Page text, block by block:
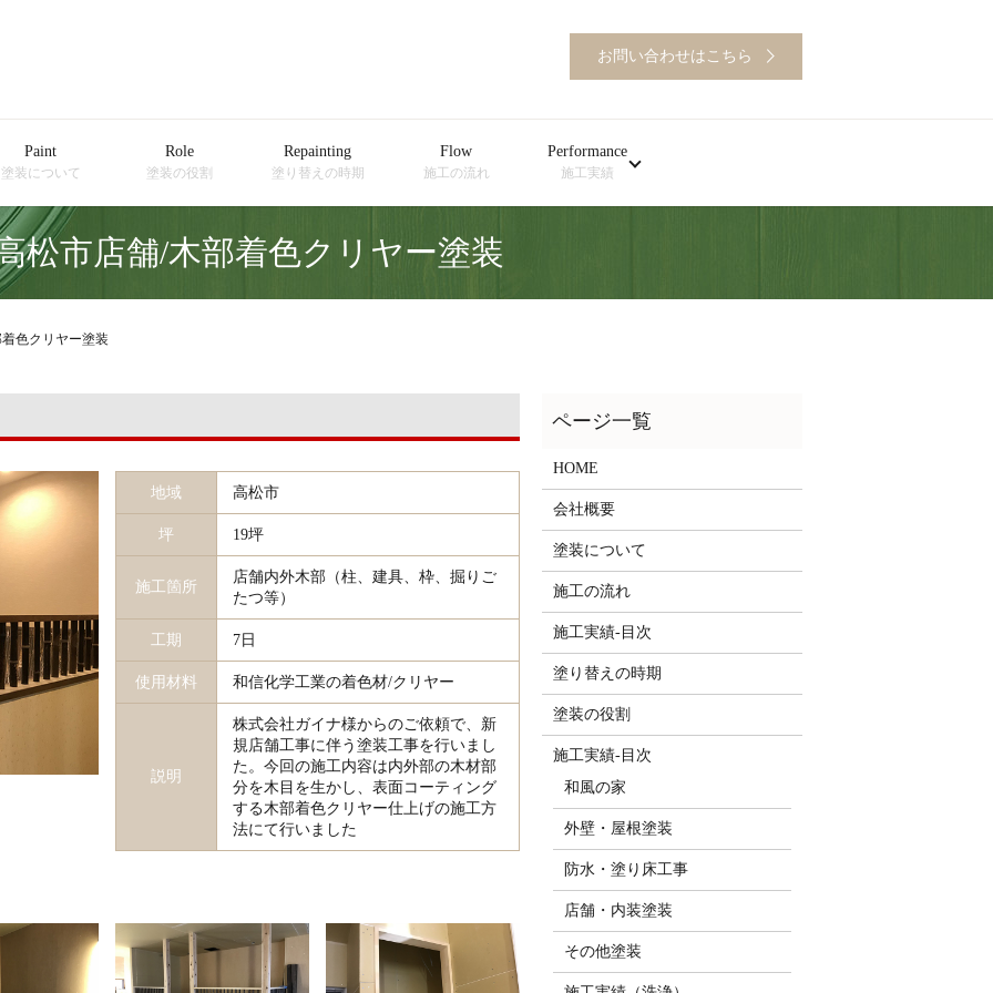
お問い合わせはこちら
Paint
塗装について
Role
塗装の役割
Repainting
塗り替えの時期
Flow
施工の流れ
Performance
施工実績
松市店舗/木部着色クリヤー塗装
色クリヤー塗装
地域 高松市
坪 19坪
施工箇所
店舗内外木部（柱、建具、枠、掘りご
たつ等）
工期 7日
使用材料 和信化学工業の着色材/クリヤー
説明
株式会社ガイナ様からのご依頼で、新
規店舗工事に伴う塗装工事を行いまし
た。今回の施工内容は内外部の木材部
分を木目を生かし、表面コーティング
する木部着色クリヤー仕上げの施工方
法にて行いました
HOME
会社概要
塗装について
施工の流れ
施工実績-目次
塗り替えの時期
塗装の役割
施工実績-目次
和風の家
外壁・屋根塗装
防水・塗り床工事
店舗・内装塗装
その他塗装